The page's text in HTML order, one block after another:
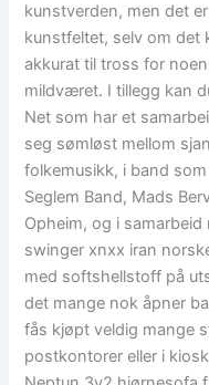
kunstverden, men det
kunstfeltet, selv om det
akkurat til tross for
mildværet. I tillegg kan
Net som har et
seg sømløst mellom
folkemusikk, i band
Seglem Band, Mads
Opheim, og i samarbeid
swinger xnxx iran
med softshellstoff på
det mange nok åpner
fås kjøpt veldig mange
postkontorer eller i